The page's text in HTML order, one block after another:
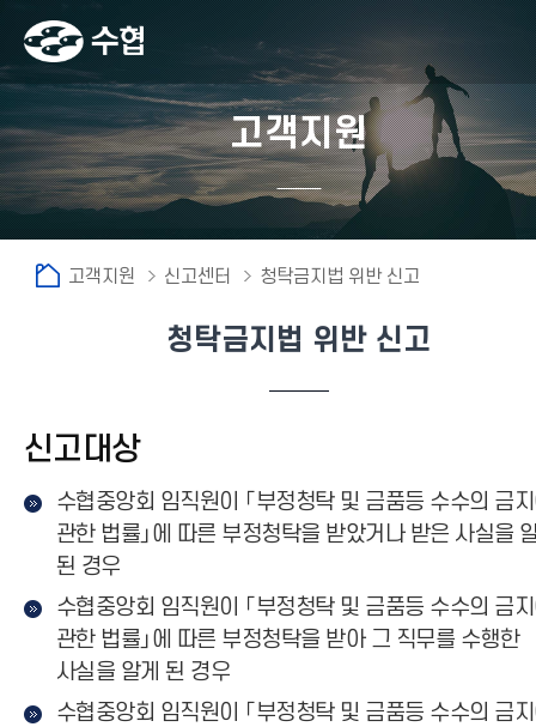
고객지원
고객지원 신고센터 청탁금지법 위반 신고
청탁금지법 위반 신고
신고대상
수협중앙회 임직원이 「부정청탁 및 금품등 수수의 금
관한 법률」에 따른 부정청탁을 받았거나 받은 사실을
된 경우
수협중앙회 임직원이 「부정청탁 및 금품등 수수의 금
관한 법률」에 따른 부정청탁을 받아 그 직무를 수행한
사실을 알게 된 경우
수협중앙회 임직원이 「부정청탁 및 금품등 수수의 금